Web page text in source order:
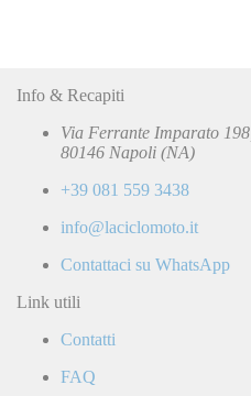
Info & Recapiti
Via Ferrante Imparato 198,
80146 Napoli (NA)
+39 081 559 3438
info@laciclomoto.it
Contattaci su WhatsApp
Link utili
Contatti
FAQ